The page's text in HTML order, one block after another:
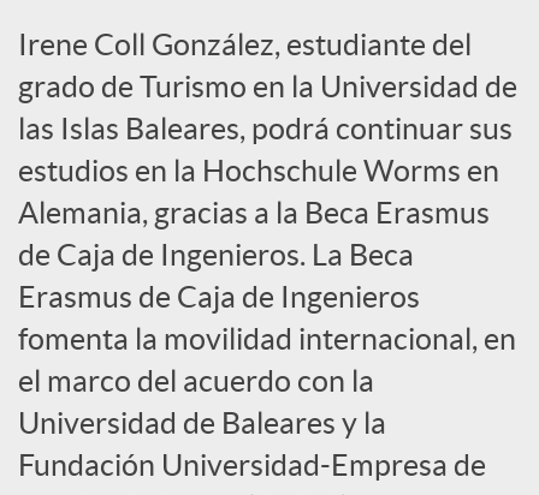
o
c
i
a
l
e
Irene Coll González, estudiante del
grado de Turismo en la Universidad de
las Islas Baleares, podrá continuar sus
estudios en la Hochschule Worms en
Alemania, gracias a la Beca Erasmus
de Caja de Ingenieros. La Beca
Erasmus de Caja de Ingenieros
fomenta la movilidad internacional, en
el marco del acuerdo con la
Universidad de Baleares y la
Fundación Universidad-Empresa de